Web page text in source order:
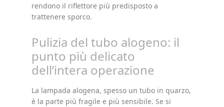
rendono il riflettore più predisposto a
trattenere sporco.
Pulizia del tubo alogeno: il
punto più delicato
dell’intera operazione
La lampada alogena, spesso un tubo in quarzo,
è la parte più fragile e più sensibile. Se si